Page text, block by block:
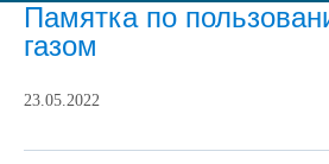
Памятка по
газом
23.05.2022